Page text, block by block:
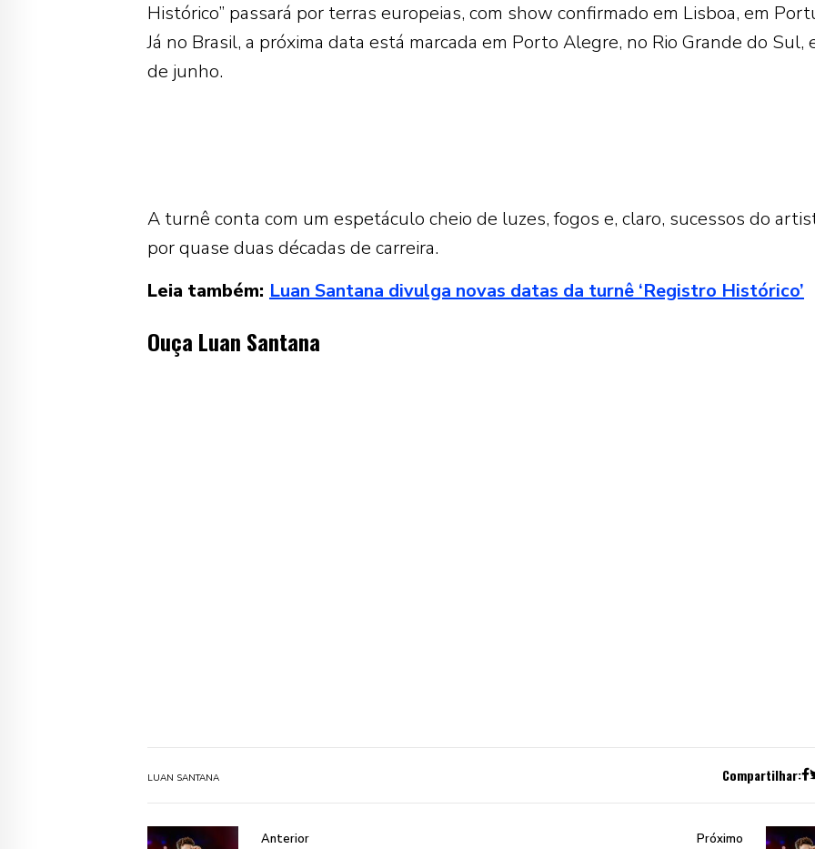
Histórico” passará por terras europeias, com show confirmado em Lisboa, em
Já no Brasil, a próxima data está marcada em Porto Alegre, no Rio Grande do Sul,
de junho.
A turnê conta com um espetáculo cheio de luzes, fogos e, claro, sucessos do
por quase duas décadas de carreira.
Leia também: Luan Santana divulga novas datas da turnê ‘Registro Histórico’
Ouça Luan Santana
LUAN SANTANA Compartilhar:
Anterior Próximo